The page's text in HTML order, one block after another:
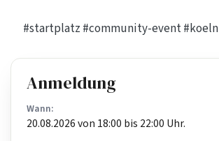
#startplatz #community-event#koeln
Anmeldung
Wann:
20.08.2026 von 18:00 bis 22:00 Uhr.